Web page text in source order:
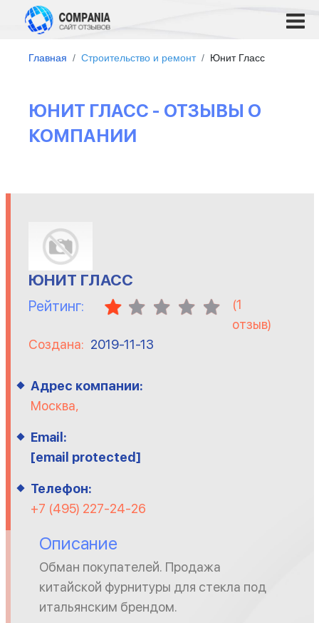
Главная Строительство и ремонт Юнит Гласс
ЮНИТ ГЛАСС - ОТЗЫВЫ О
КОМПАНИИ
ЮНИТ ГЛАСС
Рейтинг: (1
отзыв)
Создана: 2019-11-13
Адрес компании:
Москва,
Email:
[email protected]
Телефон:
+7 (495) 227-24-26
Описание
Обман покупателей. Продажа
китайской фурнитуры для стекла под
итальянским брендом.